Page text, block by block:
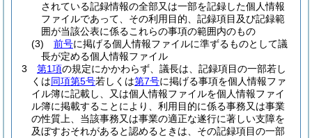
されている記録情報の全部又は一部を記録した個人情報
ファイルであって、その利用目的、記録項目及び記録範
囲が当該公表に係るこれらの事項の範囲内のもの
(3)
前号に掲げる個人情報ファイルに準ずるものとして議
長が定める個人情報ファイル
3
第1項の規定にかかわらず、議長は、記録項目の一部若し
くは同項第5号若しくは第7号に掲げる事項を個人情報ファ
イル簿に記載し、又は個人情報ファイルを個人情報ファイ
ル簿に掲載することにより、利用目的に係る事務又は事業
の性質上、当該事務又は事業の適正な遂行に著しい支障を
及ぼすおそれがあると認めるときは、その記録項目の一部